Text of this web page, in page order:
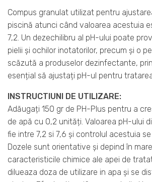
Compus granulat utilizat pentru
piscină atunci când valoarea acestuia
7,2. Un dezechilibru al pH-ului poate
pielii și ochilor inotatorilor, precum și o
scăzută a produselor dezinfectante,
esențial să ajustați pH-ul pentru
INSTRUCTIUNI DE UTILIZARE:
Adăugați 150 gr de PH-Plus pentru a
de apă cu 0,2 unități. Valoarea pH-ului
fie intre 7,2 si 7,6 și controlul acestuia
Dozele sunt orientative și depind în
caracteristicile chimice ale apei de
dilueaza doza de utilizare in apa și se